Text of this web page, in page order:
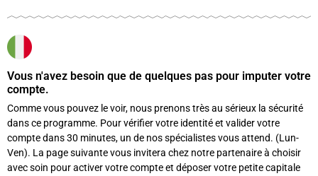
Vous n'avez besoin que de quelques pas pour imputer votre
compte.
Comme vous pouvez le voir, nous prenons très au sérieux la sécurité
dans ce programme. Pour vérifier votre identité et valider votre
compte dans 30 minutes, un de nos spécialistes vous attend. (Lun-
Ven). La page suivante vous invitera chez notre partenaire à choisir
avec soin pour activer votre compte et déposer votre petite capitale